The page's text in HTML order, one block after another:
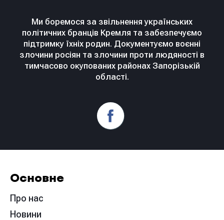
Ми боремося за звільнення українських
політичних бранців Кремля та забезпечуємо
підтримку їхніх родин. Документуємо воєнні
злочини росіян та злочини проти людяності в
тимчасово окупованих районах Запорізькій
області.
Основне
Про нас
Новини